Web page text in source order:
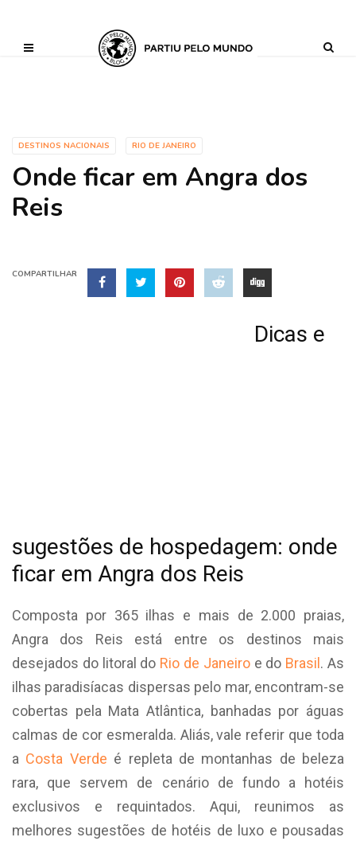
('AI_CONTENT_MARKER_NO_GET_SIDEBAR', true);
DESTINOS NACIONAIS RIO DE JANEIRO
Onde ficar em Angra dos
Reis
COMPARTILHAR
Dicas e
sugestões de hospedagem: onde
ficar em Angra dos Reis
Composta por 365 ilhas e mais de 2.000 praias,
Angra dos Reis está entre os destinos mais
desejados do litoral do Rio de Janeiroe do Brasil . As
ilhas paradisíacas dispersas pelo mar, encontram-se
cobertas pela Mata Atlântica, banhadas por águas
calmas de cor esmeralda. Aliás, vale referir que toda
a Costa Verde é repleta de montanhas de beleza
rara, que servem de cenário de fundo a hotéis
exclusivos e requintados. Aqui, reunimos as
melhores sugestões de hotéis de luxo e pousadas